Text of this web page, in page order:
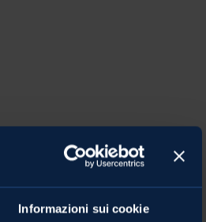
Informazioni sui cookie